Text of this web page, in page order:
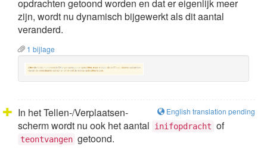
opdrachten getoond worden en dat er eigenlijk meer
zijn, wordt nu dynamisch bijgewerkt als dit aantal
veranderd.
1 bijlage
English translation pending
In het Tellen-/Verplaatsen-
scherm wordt nu ook het aantal
inifopdracht of
teontvangen getoond.